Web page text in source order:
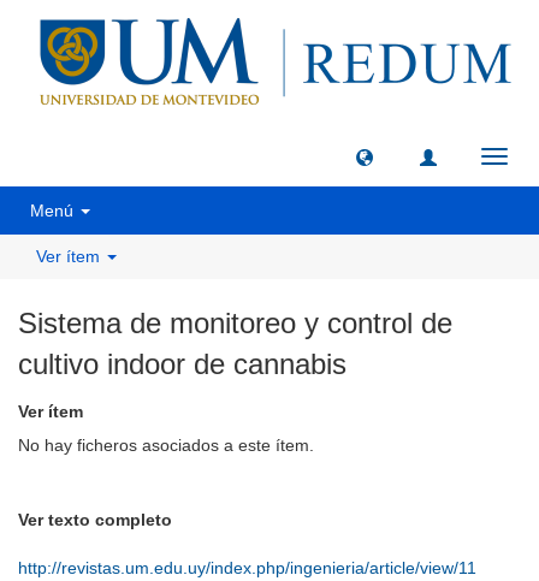
Menú
Ver ítem
Sistema de monitoreo y control de
cultivo indoor de cannabis
Ver ítem
No hay ficheros asociados a este ítem.
Ver texto completo
http://revistas.um.edu.uy/index.php/ingenieria/article/view/11